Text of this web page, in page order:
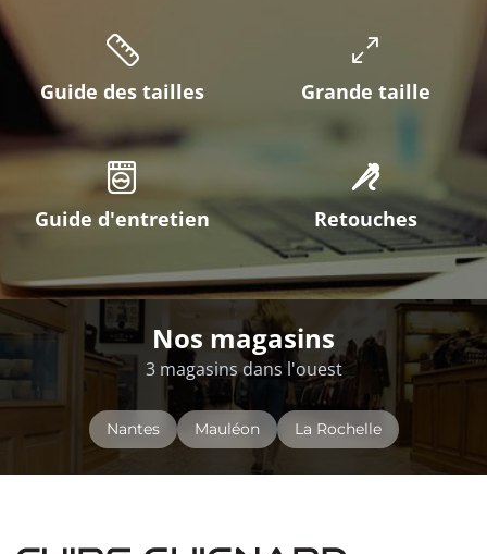
Guide des tailles Grande taille
Guide d'entretien Retouches
Nos magasins
3 magasins dans l'ouest
Nantes Mauléon La Rochelle